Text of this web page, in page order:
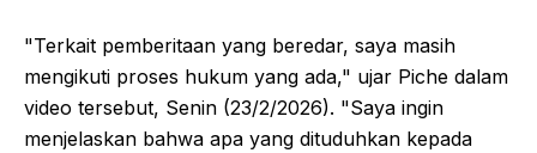
"Terkait pemberitaan yang beredar, saya masih
mengikuti proses hukum yang ada," ujar Piche dalam
video tersebut, Senin (23/2/2026). "Saya ingin
menjelaskan bahwa apa yang dituduhkan kepada